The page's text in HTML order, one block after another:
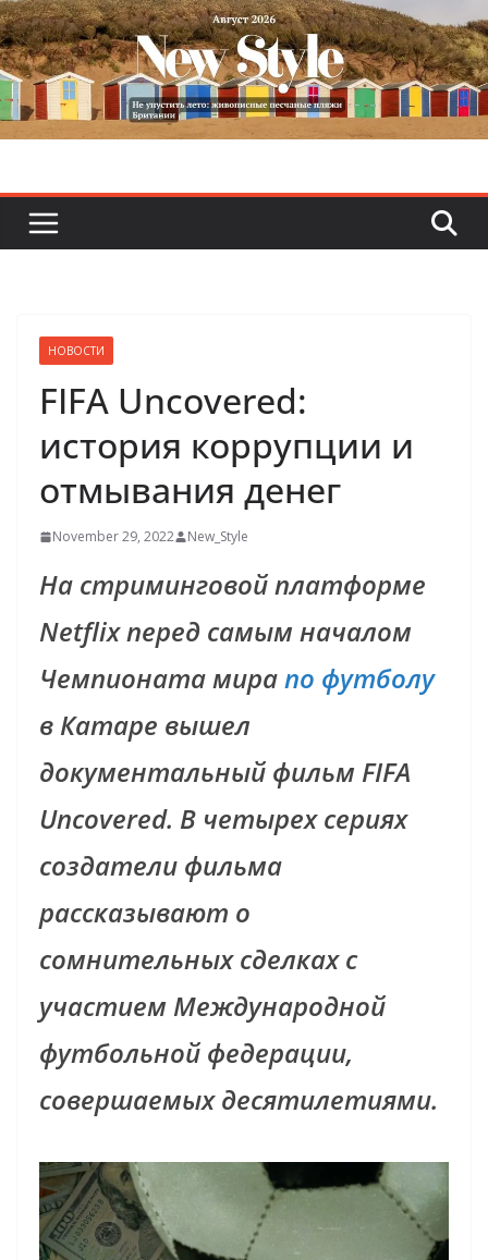
Skip
to
content
НОВОСТИ
FIFA Uncovered:
история коррупции и
отмывания денег
November 29, 2022 New_Style
На стриминговой платформе
Netflix перед самым началом
Чемпионата мирапо футболу
в Катаре вышел
документальный фильм FIFA
Uncovered. В четырех сериях
создатели фильма
рассказывают о
сомнительных сделках с
участием Международной
футбольной федерации,
совершаемых десятилетиями.